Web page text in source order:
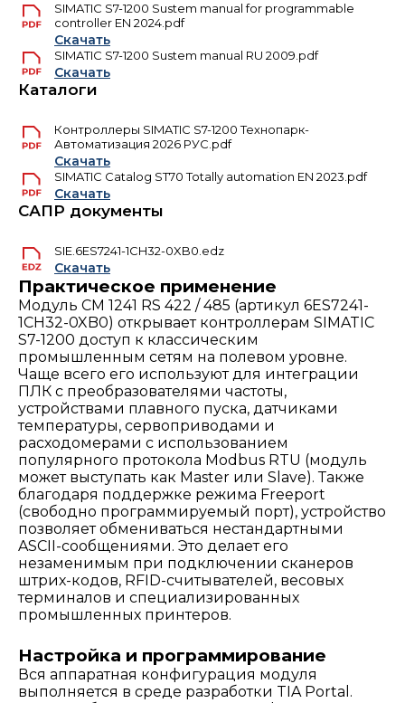
SIMATIC S7-1200 Sustem manual for programmable
controller EN 2024.pdf
Скачать
SIMATIC S7-1200 Sustem manual RU 2009.pdf
Скачать
Каталоги
Контроллеры SIMATIC S7-1200 Технопарк-
Автоматизация 2026 РУС.pdf
Скачать
SIMATIC Catalog ST70 Totally automation EN 2023.pdf
Скачать
САПР документы
SIE.6ES7241-1CH32-0XB0.edz
Скачать
Практическое применение
Модуль CM 1241 RS 422 / 485 (артикул 6ES7241-
1CH32-0XB0) открывает контроллерам SIMATIC
S7-1200 доступ к классическим
промышленным сетям на полевом уровне.
Чаще всего его используют для интеграции
ПЛК с преобразователями частоты,
устройствами плавного пуска, датчиками
температуры, сервоприводами и
расходомерами с использованием
популярного протокола Modbus RTU (модуль
может выступать как Master или Slave). Также
благодаря поддержке режима Freeport
(свободно программируемый порт), устройство
позволяет обмениваться нестандартными
ASCII-сообщениями. Это делает его
незаменимым при подключении сканеров
штрих-кодов, RFID-считывателей, весовых
терминалов и специализированных
промышленных принтеров.
Настройка и программирование
Вся аппаратная конфигурация модуля
выполняется в среде разработки TIA Portal.